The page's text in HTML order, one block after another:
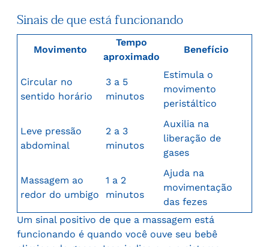
Sinais de que está funcionando
Movimento
Tempo
aproximado
Benefício
Circular no
sentido horário
3 a 5
minutos
Estimula o
movimento
peristáltico
Leve pressão
abdominal
2 a 3
minutos
Auxilia na
liberação de
gases
Massagem ao
redor do umbigo
1 a 2
minutos
Ajuda na
movimentação
das fezes
Um sinal positivo de que a massagem está
funcionando é quando você ouve seu bebê